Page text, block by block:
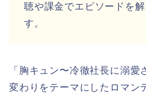
聴や課金でエピソードを
す。
「 胸キュン〜冷徹社長に溺愛
変わりをテーマにしたロマン